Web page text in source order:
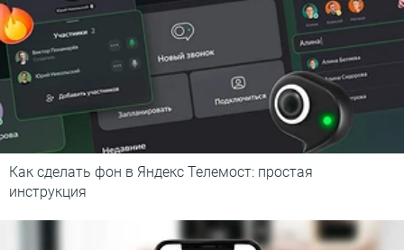
Как сделать фон в Яндекс Телемост: простая
инструкция